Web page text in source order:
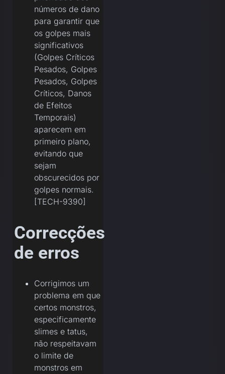
números de dano
para garantir que
os golpes mais
significativos
(Golpes Críticos
Pesados, Golpes
Pesados, Golpes
Críticos, Danos
de Efeitos
Temporais)
aparecem em
primeiro plano,
evitando que
sejam
obscurecidos por
golpes normais.
[TECH-9390]
Correcções
de erros
Corrigimos um
problema em que
certos monstros,
especificamente
slimes e tatus,
não respeitavam
o limite de
monstros em